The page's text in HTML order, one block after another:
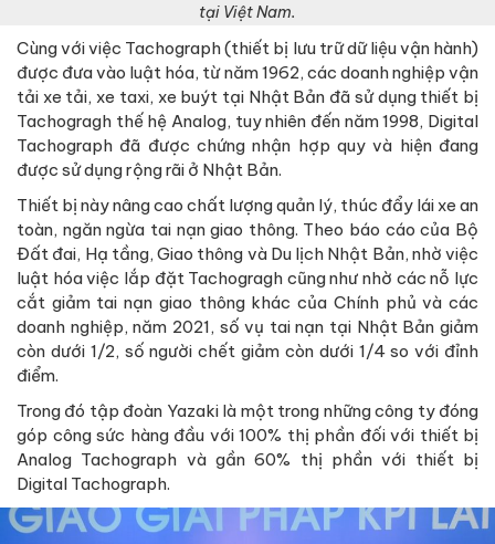
tại Việt Nam.
Cùng với việc Tachograph (thiết bị lưu trữ dữ liệu vận hành)
được đưa vào luật hóa, từ năm 1962, các doanh nghiệp vận
tải xe tải, xe taxi, xe buýt tại Nhật Bản đã sử dụng thiết bị
Tachogragh thế hệ Analog, tuy nhiên đến năm 1998, Digital
Tachograph đã được chứng nhận hợp quy và hiện đang
được sử dụng rộng rãi ở Nhật Bản.
Thiết bị này nâng cao chất lượng quản lý, thúc đẩy lái xe an
toàn, ngăn ngừa tai nạn giao thông. Theo báo cáo của Bộ
Đất đai, Hạ tầng, Giao thông và Du lịch Nhật Bản, nhờ việc
luật hóa việc lắp đặt Tachogragh cũng như nhờ các nỗ lực
cắt giảm tai nạn giao thông khác của Chính phủ và các
doanh nghiệp, năm 2021, số vụ tai nạn tại Nhật Bản giảm
còn dưới 1/2, số người chết giảm còn dưới 1/4 so với đỉnh
điểm.
Trong đó tập đoàn Yazaki là một trong những công ty đóng
góp công sức hàng đầu với 100% thị phần đối với thiết bị
Analog Tachograph và gần 60% thị phần với thiết bị
Digital Tachograph.